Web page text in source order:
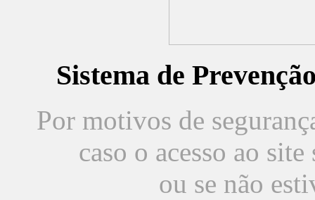
Sistema de
Por motivos de
caso o acesso ao
ou se não